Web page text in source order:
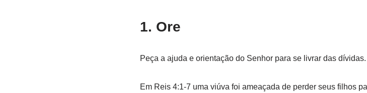
1. Ore
Peça a ajuda e orientação do Senhor para se livrar das dívidas.
Em Reis 4:1-7 uma viúva foi ameaçada de perder seus filhos